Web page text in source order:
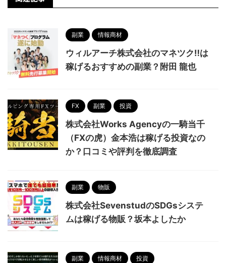
副業 情報商材
ウィルアーチ株式会社のマネツク‼は
稼げるおすすめの副業？附田 龍也
FX 副業 投資
株式会社Works Agencyの一騎当千
（FXの虎）金本浩は稼げる投資なの
か？口コミや評判を徹底調査
副業 物販
株式会社SevenstudのSDGsシステ
ムは稼げる物販？坂本よしたか
副業 情報商材 投資